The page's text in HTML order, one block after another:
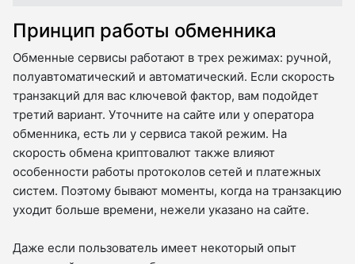
Принцип работы обменника
Обменные сервисы работают в трех режимах: ручной,
полуавтоматический и автоматический. Если скорость
транзакций для вас ключевой фактор, вам подойдет
третий вариант. Уточните на сайте или у оператора
обменника, есть ли у сервиса такой режим. На
скорость обмена криптовалют также влияют
особенности работы протоколов сетей и платежных
систем. Поэтому бывают моменты, когда на транзакцию
уходит больше времени, нежели указано на сайте.
Даже если пользователь имеет некоторый опыт